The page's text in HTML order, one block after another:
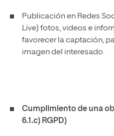
Publicación en Redes
Live) fotos, videos e
favorecer la captación,
imagen del interesado.
Cumplimiento de una
6.1.c) RGPD)